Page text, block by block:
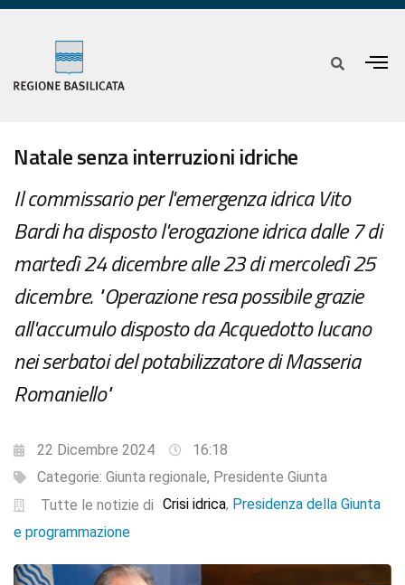
Natale senza interruzioni idriche
Il commissario per l'emergenza idrica Vito
Bardi ha disposto l'erogazione idrica dalle 7 di
martedì 24 dicembre alle 23 di mercoledì 25
dicembre. "Operazione resa possibile grazie
all'accumulo disposto da Acquedotto lucano
nei serbatoi del potabilizzatore di Masseria
Romaniello"
22 Dicembre 2024
16:18
Categorie: Giunta regionale, Presidente Giunta
Tutte le notizie di Crisi idrica, Presidenza della Giunta
e programmazione